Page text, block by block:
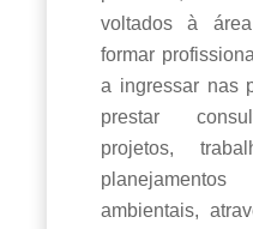
voltados à
formar
a ingressar nas
prestar
projetos,
ambientais,